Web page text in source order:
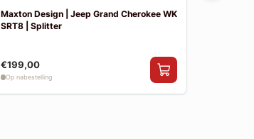
Maxton Design | Jeep Grand Cherokee WK
SRT8 | Splitter
€199,00
Op nabestelling